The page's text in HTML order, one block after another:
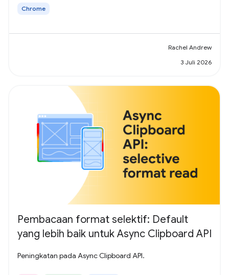
Chrome
Rachel Andrew
3 Juli 2026
Pembacaan format selektif: Default
yang lebih baik untuk Async Clipboard API
Peningkatan pada Async Clipboard API.